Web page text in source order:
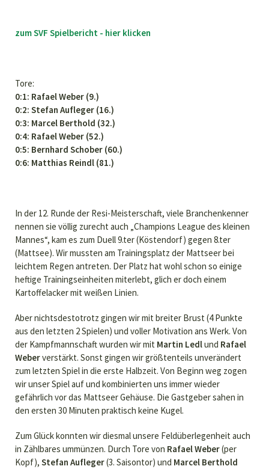
zum SVF Spielbericht - hier klicken
Tore:
0:1: Rafael Weber (9.)
0:2: Stefan Aufleger (16.)
0:3: Marcel Berthold (32.)
0:4: Rafael Weber (52.)
0:5: Bernhard Schober (60.)
0:6: Matthias Reindl (81.)
In der 12. Runde der Resi-Meisterschaft, viele Branchenkenner
nennen sie völlig zurecht auch „Champions League des kleinen
Mannes“, kam es zum Duell 9.ter (Köstendorf) gegen 8.ter
(Mattsee). Wir mussten am Trainingsplatz der Mattseer bei
leichtem Regen antreten. Der Platz hat wohl schon so einige
heftige Trainingseinheiten miterlebt, glich er doch einem
Kartoffelacker mit weißen Linien.
Aber nichtsdestotrotz gingen wir mit breiter Brust (4 Punkte
aus den letzten 2 Spielen) und voller Motivation ans Werk. Von
der Kampfmannschaft wurden wir mit Martin Ledlund Rafael
Weberverstärkt. Sonst gingen wir größtenteils unverändert
zum letzten Spiel in die erste Halbzeit. Von Beginn weg zogen
wir unser Spiel auf und kombinierten uns immer wieder
gefährlich vor das Mattseer Gehäuse. Die Gastgeber sahen in
den ersten 30 Minuten praktisch keine Kugel.
Zum Glück konnten wir diesmal unsere Feldüberlegenheit auch
in Zählbares ummünzen. Durch Tore von Rafael Weber(per
Kopf), Stefan Aufleger(3. Saisontor) und Marcel Berthold